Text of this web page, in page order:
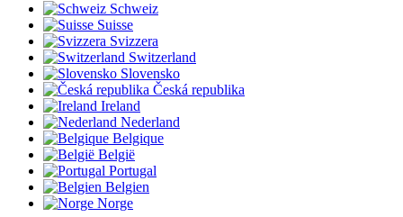
Schweiz
Suisse
Svizzera
Switzerland
Slovensko
Česká republika
Ireland
Nederland
Belgique
België
Portugal
Belgien
Norge